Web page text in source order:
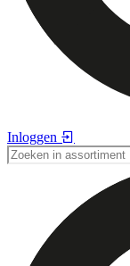
Inloggen